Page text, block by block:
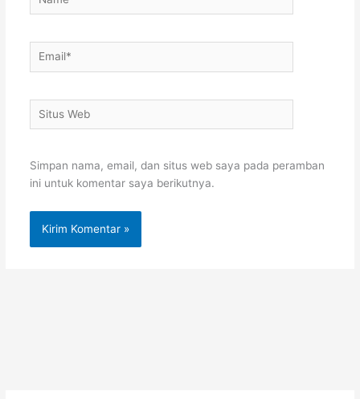
Email*
Situs
Simpan nama, email, dan situs web saya pada peramban
ini untuk komentar saya berikutnya.